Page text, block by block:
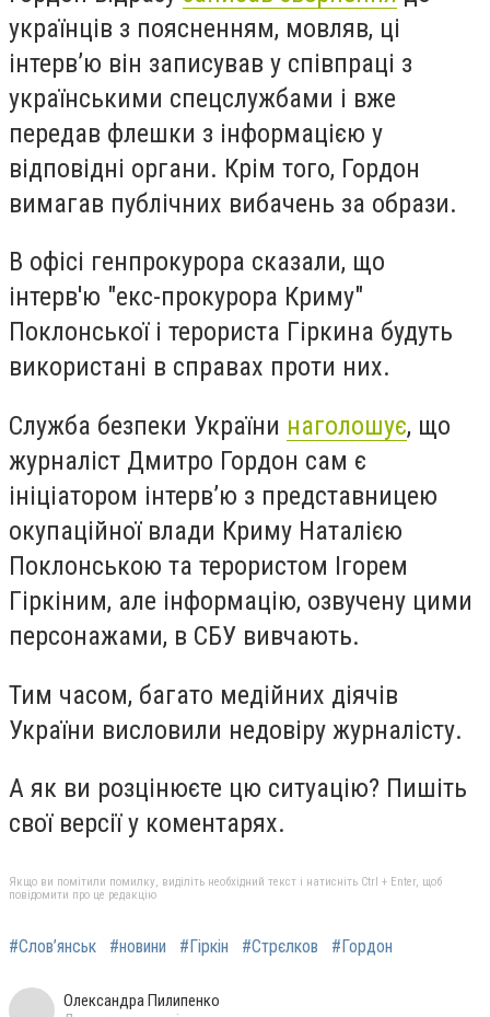
українців з поясненням, мовляв, ці
інтерв’ю він записував у співпраці з
українськими спецслужбами і вже
передав флешки з інформацією у
відповідні органи. Крім того, Гордон
вимагав публічних вибачень за образи.
В офісі генпрокурора сказали, що
інтерв'ю "екс-прокурора Криму"
Поклонської і терориста Гіркина будуть
використані в справах проти них.
Служба безпеки України наголошує, що
журналіст Дмитро Гордон сам є
ініціатором інтерв’ю з представницею
окупаційної влади Криму Наталією
Поклонською та терористом Ігорем
Гіркіним, але інформацію, озвучену цими
персонажами, в СБУ вивчають.
Тим часом, багато медійних діячів
України висловили недовіру журналісту.
А як ви розцінюєте цю ситуацію? Пишіть
свої версії у коментарях.
Якщо ви помітили помилку, виділіть необхідний текст і натисніть Ctrl + Enter, щоб
повідомити про це редакцію
#Слов’янськ #новини #Гіркін #Стрєлков #Гордон
Олександра Пилипенко